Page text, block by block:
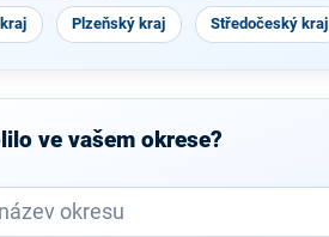
Plzeňský kraj Středočeský kraj
ve vašem okrese?